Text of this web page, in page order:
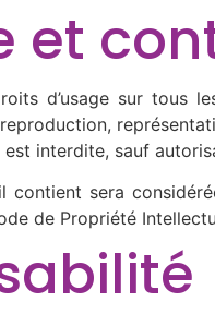
et
d’usage sur tous
interdite, sauf
sera
de Propriété